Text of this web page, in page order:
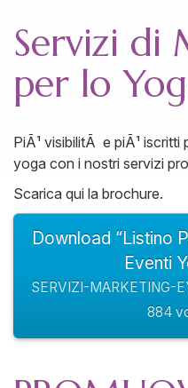
Servizi di
per lo
PiÃ¹ visibilitÃ e piÃ¹
yoga con i nostri servizi
Scarica qui la brochure.
Download “Listino
Eventi
SERVIZI-MARKETING-
884